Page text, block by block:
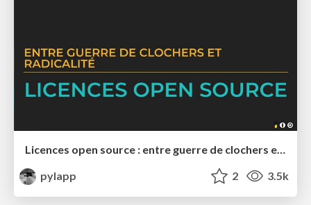
Licences open source : entre guerre de clochers et radicalité (DEVOXX France, Sunny Tech, Capitole du Libre)
pylapp
2 3.5k